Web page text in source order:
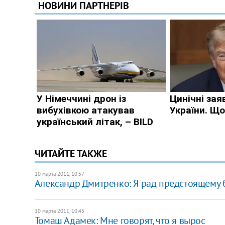
ЧИТАЙТЕ ТАКЖЕ
10 марта 2011, 10:57
Александр Дмитренко: Я рад предстоящему
10 марта 2011, 10:45
Томаш Адамек: Мне говорят, что я вырос